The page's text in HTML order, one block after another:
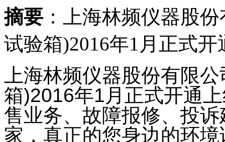
摘要 ：上海林频仪器股
试验箱)2016年1月正式开
上海林频仪器股份有限
箱)2016年1月正式开通
售业务、故障报修、投
家，真正的您身边的环